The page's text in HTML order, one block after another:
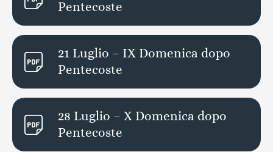
Pentecoste
21 Luglio – IX Domenica dopo
Pentecoste
28 Luglio – X Domenica dopo
Pentecoste